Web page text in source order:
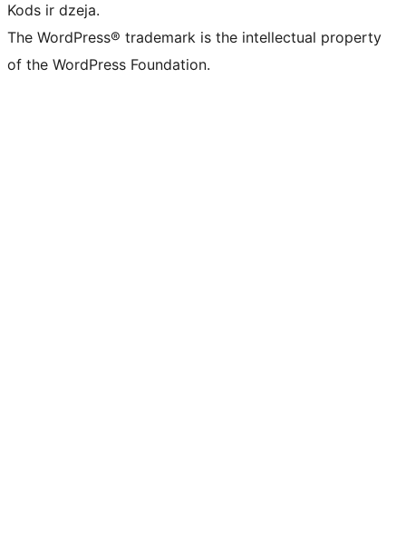
Kods ir dzeja.
The WordPress® trademark is the intellectual property
of the WordPress Foundation.